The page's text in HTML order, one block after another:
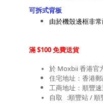
可拆式背板
由於機殼邊框非
滿 $100 免費送貨
於 Moxbii 香港官
住宅地址：香港
工商地址：順豐
自取   :順豐站 /